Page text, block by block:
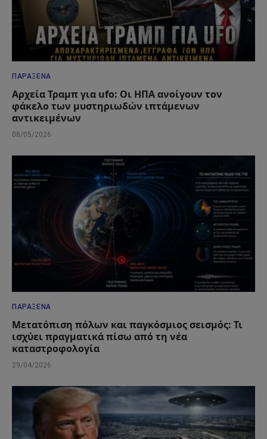
ΠΑΡΆΞΕΝΑ
Αρχεία Τραμπ για ufo: Οι ΗΠΑ ανοίγουν τον
φάκελο των μυστηριωδών ιπτάμενων
αντικειμένων
08/05/2026
ΠΑΡΆΞΕΝΑ
Μετατόπιση πόλων και παγκόσμιος σεισμός: Τι
ισχύει πραγματικά πίσω από τη νέα
καταστροφολογία
29/04/2026